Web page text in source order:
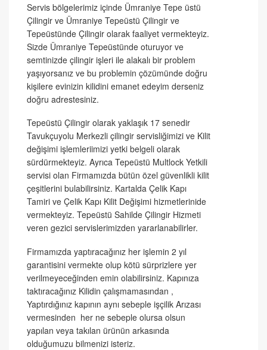
Servis bölgelerimiz içinde Ümraniye Tepe üstü
Çilingir ve Ümraniye Tepeüstü Çilingir ve
Tepeüstünde Çilingir olarak faaliyet vermekteyiz.
Sizde Ümraniye Tepeüstünde oturuyor ve
semtinizde çilingir işleri ile alakalı bir problem
yaşıyorsanız ve bu problemin çözümünde doğru
kişilere evinizin kilidini emanet edeyim derseniz
doğru adrestesiniz.
Tepeüstü Çilingir olarak yaklaşık 17 senedir
Tavukçuyolu Merkezli çilingir servisliğimizi ve Kilit
değişimi işlemleriimizi yetki belgeli olarak
sürdürmekteyiz. Ayrıca Tepeüstü Multlock Yetkili
servisi olan Firmamızda bütün özel güvenlikli kilit
çeşitlerini bulabilirsiniz. Kartalda Çelik Kapı
Tamiri ve Çelik Kapı Kilit Değişimi hizmetlerinide
vermekteyiz. Tepeüstü Sahilde Çilingir Hizmeti
veren gezici servislerimizden yararlanabilirler.
Firmamızda yaptıracağınız her işlemin 2 yıl
garantisini vermekte olup kötü sürprizlere yer
verilmeyeceğinden emin olabilirsiniz. Kapınıza
taktıracağınız Kilidin çalışmamasından ,
Yaptırdığınız kapının aynı sebeple işçilik Arızası
vermesinden her ne sebeple olursa olsun
yapılan veya takılan ürünün arkasında
olduğumuzu bilmenizi isteriz.